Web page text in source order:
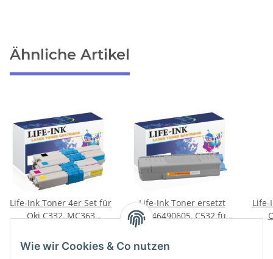
Ähnliche Artikel
Life-Ink Toner 4er Set für
Oki C332, MC363
Life-Ink Toner ersetzt
OKI 46490605, C532 für
Life-
Wie wir Cookies & Co nutzen